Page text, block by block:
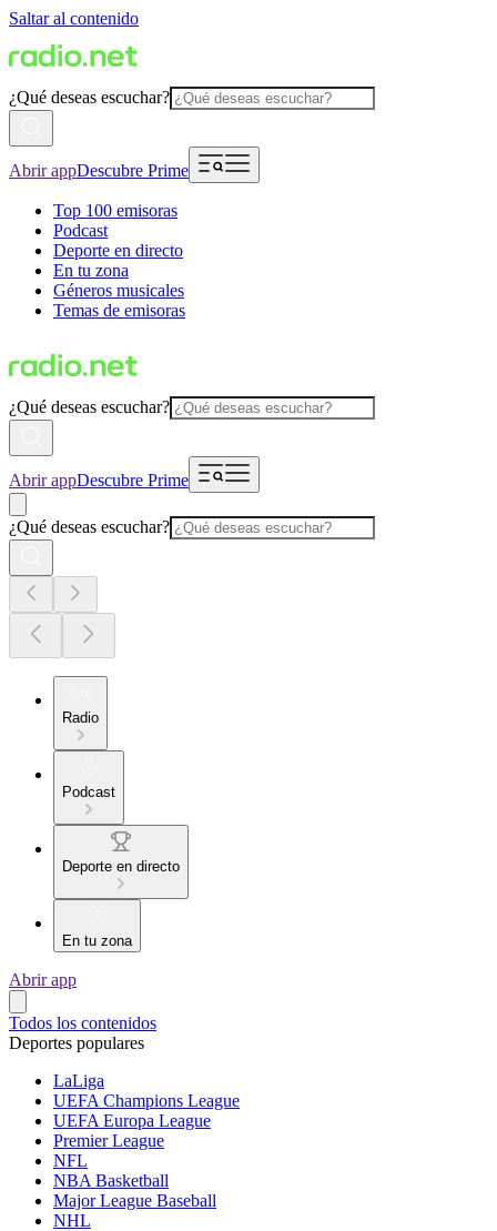
Saltar al contenido
¿Qué deseas escuchar?
Abrir appDescubre Prime
Top 100 emisoras
Podcast
Deporte en directo
En tu zona
Géneros musicales
Temas de emisoras
¿Qué deseas escuchar?
Abrir appDescubre Prime
¿Qué deseas escuchar?
Radio
Podcast
Deporte en directo
En tu zona
Abrir app
Todos los contenidos
Deportes populares
LaLiga
UEFA Champions League
UEFA Europa League
Premier League
NFL
NBA Basketball
Major League Baseball
NHL